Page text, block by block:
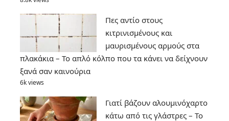
Πες αντίο στους
κιτρινισμένους και
μαυρισμένους αρμούς στα
πλακάκια – Το απλό κόλπο που τα κάνει να δείχνουν
ξανά σαν καινούρια
6k views
Γιατί βάζουν αλουμινόχαρτο
κάτω από τις γλάστρες – Το